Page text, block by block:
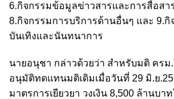
6.กิจกรรมข้อมูลข่าวสารและการสื่อสา
8.กิจกรรมการบริการด้านอื่นๆ และ 9.
บันเทิงและนันทนาการ
นายอนุชา กล่าวด้วยว่า สำหรับมติ ครม
อนุมัติทดแทนมติเดิมเมื่อวันที่ 29 มิ.ย
มาตรการเยียวยา วงเงิน 8,500 ล้านบา